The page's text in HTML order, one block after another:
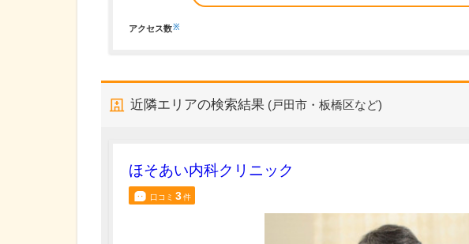
アクセス数※
近隣エリアの検索結果 (戸田市・板橋区など)
ほそあい内科クリニック
口コミ 3件